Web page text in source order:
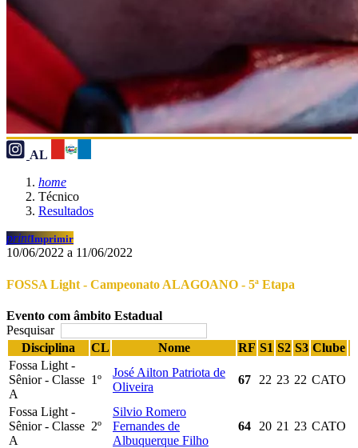
AL
home
Técnico
Resultados
printImprimir
10/06/2022 a 11/06/2022
FOSSA Light - Campeonato ALAGOANO - 5ª Etapa
Evento com âmbito Estadual
Pesquisar
Disciplina
CL Nome RF S1 S2 S3 Clube
Fossa Light -
Sênior - Classe
A
1º
José Ailton Patriota de
Oliveira
67 22 23 22 CATO
Fossa Light -
Sênior - Classe
A
2º
Silvio Romero
Fernandes de
Albuquerque Filho
64 20 21 23 CATO